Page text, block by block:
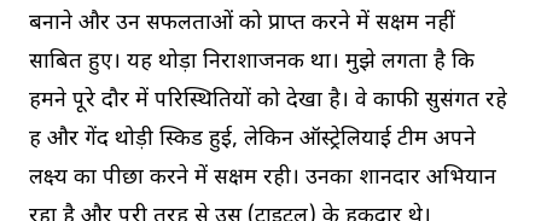
बनाने और उन सफलताओं को प्राप्त करने में सक्षम नहीं
साबित हुए। यह थोड़ा निराशाजनक था। मुझे लगता है कि
हमने पूरे दौर में परिस्थितियों को देखा है। वे काफी सुसंगत रहे
हैं और गेंद थोड़ी स्किड हुई, लेकिन ऑस्ट्रेलियाई टीम अपने
लक्ष्य का पीछा करने में सक्षम रही। उनका शानदार अभियान